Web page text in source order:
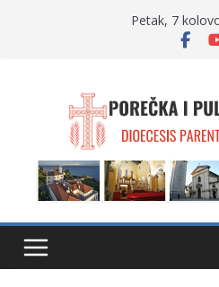
Petak, 7